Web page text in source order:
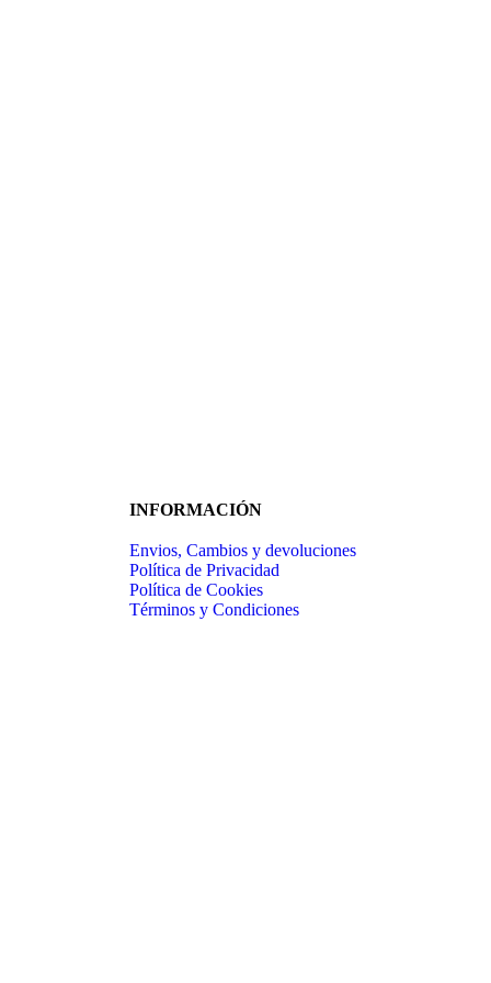
INFORMACIÓN
Envios, Cambios y devoluciones
Política de Privacidad
Política de Cookies
Términos y Condiciones